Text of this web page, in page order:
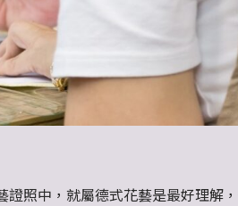
照中，就屬德式花藝是最好理解